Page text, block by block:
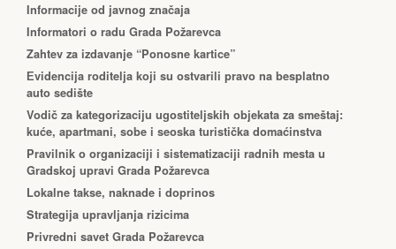
Informacije od javnog značaja
Informatori o radu Grada Požarevca
Zahtev za izdavanje “Ponosne kartice”
Еvidencija roditelja koji su ostvarili pravo na besplatno
auto sedište
Vodič za kategorizaciju ugostiteljskih objekata za smeštaj:
kuće, apartmani, sobe i seoska turistička domaćinstva
Pravilnik o organizaciji i sistematizaciji radnih mesta u
Gradskoj upravi Grada Požarevca
Lokalne takse, naknade i doprinos
Strategija upravljanja rizicima
Privredni savet Grada Požarevca